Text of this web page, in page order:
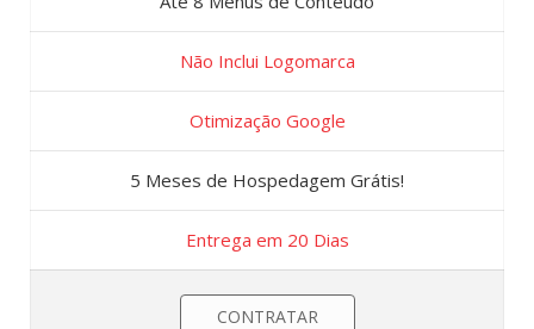
Não Inclui Logomarca
Otimização Google
5 Meses de Hospedagem Grátis!
Entrega em 20 Dias
CONTRATAR